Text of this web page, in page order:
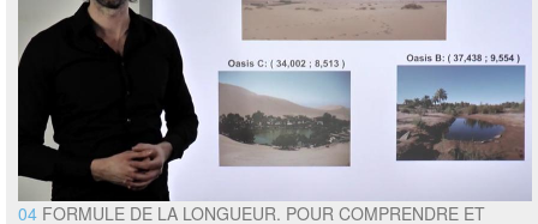
04 FORMULE DE LA LONGUEUR. POUR COMPRENDRE ET